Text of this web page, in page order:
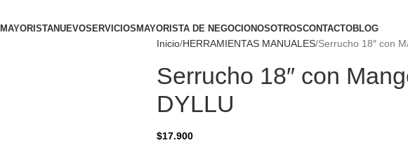
MAYORISTANUEVOSERVICIOS MAYORISTA DE NEGOCIONOSOTROSCONTACTOBLOG
Inicio HERRAMIENTAS MANUALES Serrucho 18″ con
Serrucho 18″ con
DYLLU
$17.900